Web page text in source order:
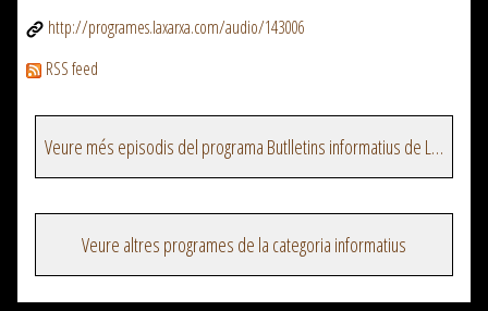
http://programes.laxarxa.com/audio/143006
RSS feed
Veure més episodis del programa Butlletins informatius de La Xarxa
Veure altres programes de la categoria informatius